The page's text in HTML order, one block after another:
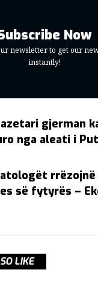
Now
newsletter to get our
instantly!
gjerman
nga aleati i
rrëzojnë
së fytyrës –
LIKE